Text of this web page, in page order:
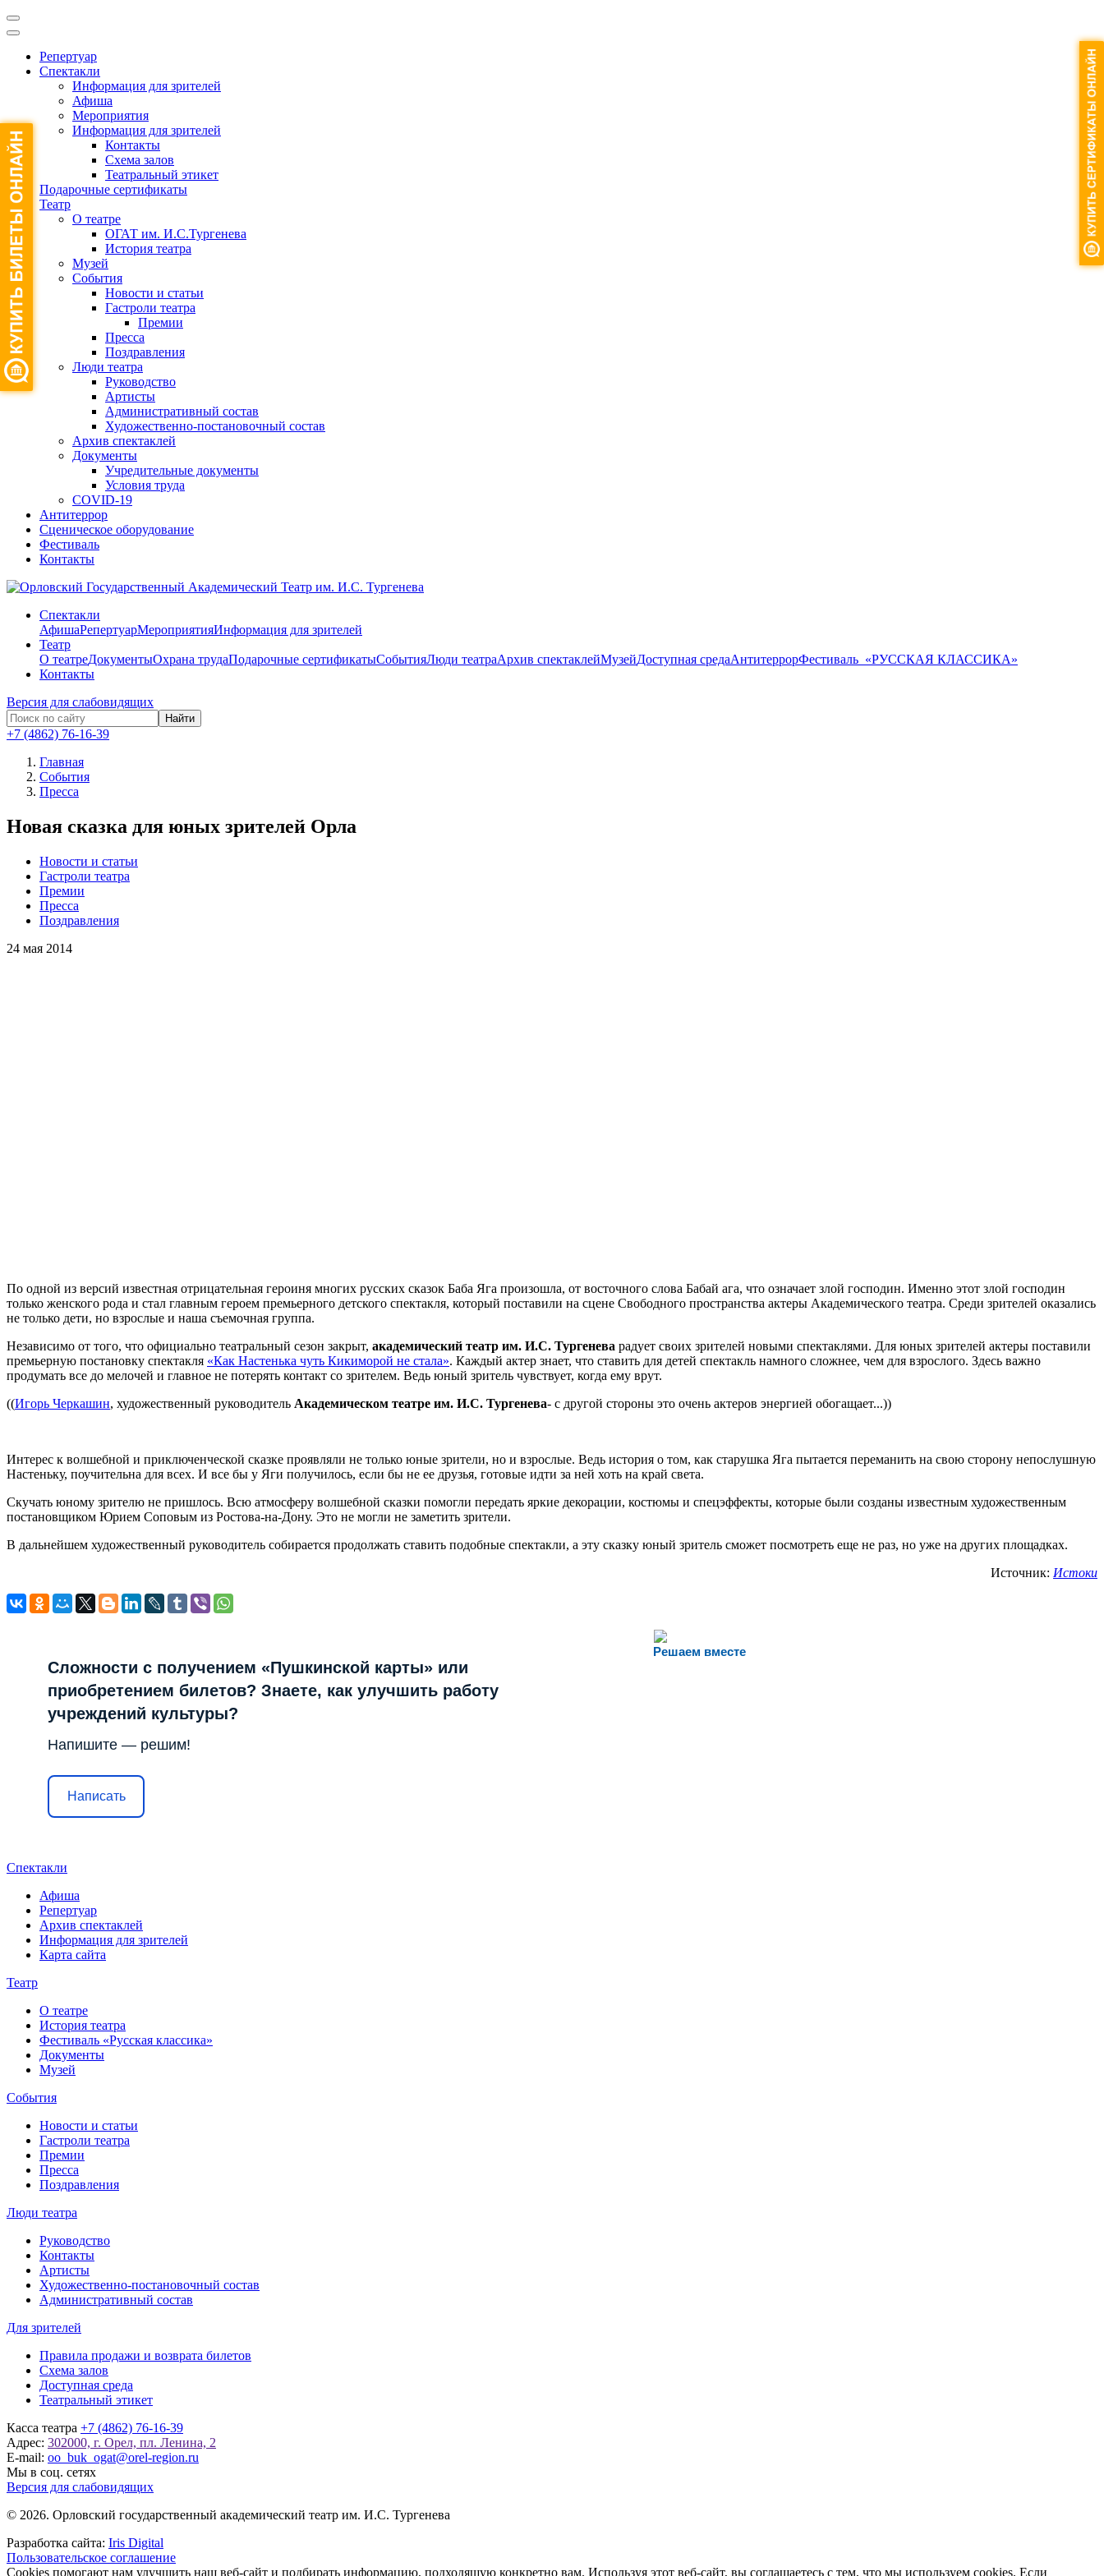
Репертуар
Спектакли
Информация для зрителей
Афиша
Мероприятия
Информация для зрителей
Контакты
Схема залов
Театральный этикет
Подарочные сертификаты
Театр
О театре
ОГАТ им. И.С.Тургенева
История театра
Музей
События
Новости и статьи
Гастроли театра
Премии
Пресса
Поздравления
Люди театра
Руководство
Артисты
Административный состав
Художественно-постановочный состав
Архив спектаклей
Документы
Учредительные документы
Условия труда
COVID-19
Антитеррор
Сценическое оборудование
Фестиваль
Контакты
Спектакли
АфишаРепертуарМероприятияИнформация для зрителей
Театр
О театреДокументыОхрана трудаПодарочные сертификатыСобытияЛюди театраАрхив спектаклейМузейДоступная средаАнтитеррорФестиваль ​ «РУССКАЯ КЛАССИКА»
Контакты
Версия для слабовидящих
Найти
+7 (4862) 76-16-39
Главная
События
Пресса
Новая сказка для юных зрителей Орла
Новости и статьи
Гастроли театра
Премии
Пресса
Поздравления
24 мая 2014
По одной из версий известная отрицательная героиня многих русских сказок Баба Яга произошла, от восточного слова Бабай ага, что означает злой господин. Именно этот злой господин
только женского рода и стал главным героем премьерного детского спектакля, который поставили на сцене Свободного пространства актеры Академического театра. Среди зрителей оказались
не только дети, но взрослые и наша съемочная группа.
Независимо от того, что официально театральный сезон закрыт, академический театр им. И.С. Тургенева радует своих зрителей новыми спектаклями. Для юных зрителей актеры поставили
премьерную постановку спектакля «Как Настенька чуть Кикиморой не стала». Каждый актер знает, что ставить для детей спектакль намного сложнее, чем для взрослого. Здесь важно
продумать все до мелочей и главное не потерять контакт со зрителем. Ведь юный зритель чувствует, когда ему врут.
((Игорь Черкашин, художественный руководитель Академическом театре им. И.С. Тургенева- с другой стороны это очень актеров энергией обогащает...))
Интерес к волшебной и приключенческой сказке проявляли не только юные зрители, но и взрослые. Ведь история о том, как старушка Яга пытается переманить на свою сторону непослушную
Настеньку, поучительна для всех. И все бы у Яги получилось, если бы не ее друзья, готовые идти за ней хоть на край света.
Скучать юному зрителю не пришлось. Всю атмосферу волшебной сказки помогли передать яркие декорации, костюмы и спецэффекты, которые были созданы известным художественным
постановщиком Юрием Соповым из Ростова-на-Дону. Это не могли не заметить зрители.
В дальнейшем художественный руководитель собирается продолжать ставить подобные спектакли, а эту сказку юный зритель сможет посмотреть еще не раз, но уже на других площадках.
Источник: Истоки
Решаем вместе
Сложности с получением «Пушкинской карты» или
приобретением билетов? Знаете, как улучшить работу
учреждений культуры?
Напишите — решим!
Написать
Спектакли
Афиша
Репертуар
Архив спектаклей
Информация для зрителей
Карта сайта
Театр
О театре
История театра
Фестиваль «Русская классика»
Документы
Музей
События
Новости и статьи
Гастроли театра
Премии
Пресса
Поздравления
Люди театра
Руководство
Контакты
Артисты
Художественно-постановочный состав
Административный состав
Для зрителей
Правила продажи и возврата билетов
Схема залов
Доступная среда
Театральный этикет
Касса театра +7 (4862) 76-16-39
Адрес: 302000, г. Орел, пл. Ленина, 2
E-mail: oo_buk_ogat@orel-region.ru
Мы в соц. сетях
Версия для слабовидящих
© 2026. Орловский государственный академический театр им. И.С. Тургенева
Разработка сайта: Iris Digital
Пользовательское соглашение
Cookies помогают нам улучшить наш веб-сайт и подбирать информацию, подходящую конкретно вам. Используя этот веб-сайт, вы соглашаетесь с тем, что мы используем cookies. Если